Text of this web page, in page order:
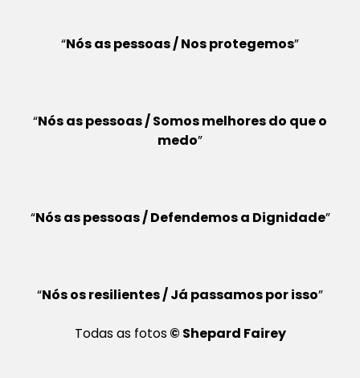
“Nós as pessoas / Nos protegemos”
“Nós as pessoas / Somos melhores do que o
medo”
“Nós as pessoas / Defendemos a Dignidade”
“Nós os resilientes / Já passamos por isso”
Todas as fotos© Shepard Fairey